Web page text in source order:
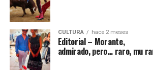
CULTURA hace 2 meses
Editorial – Morante,
admirado, pero… raro, mu